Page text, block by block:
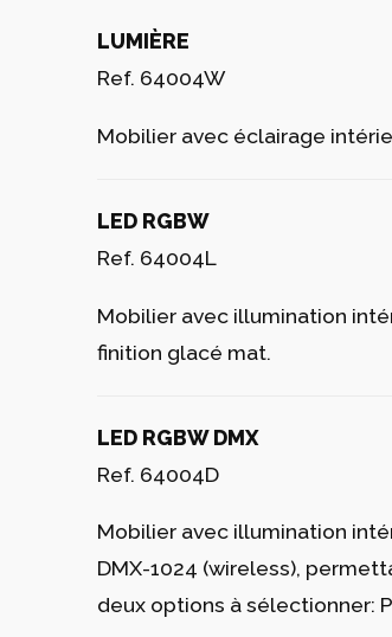
LUMIÈRE
Ref. 64004W
Mobilier avec éclairage
LED RGBW
Ref. 64004L
Mobilier avec illumination
finition glacé mat.
LED RGBW DMX
Ref. 64004D
Mobilier avec illumination
DMX-1024 (wireless),
deux options à sélectionner: